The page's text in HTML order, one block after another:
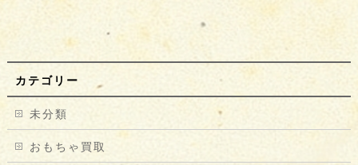
カテゴリー
未分類
おもちゃ買取